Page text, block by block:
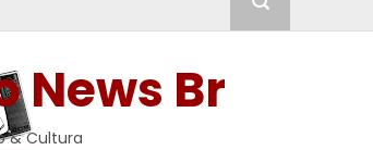
News Br
& Cultura